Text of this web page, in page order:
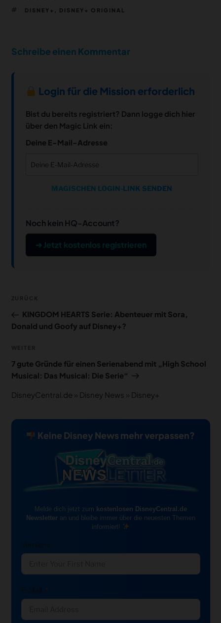
SCHLAGWÖRTER
DISNEY+ DISNEY+ ORIGINAL
Schreibe einen Kommentar
Login für die Mission erforderlich
Bist du bereits registriert? Dann logge dich hier
über den Magic Link ein:
Deine E-Mail-Adresse
MAGISCHEN LOGIN-LINK SENDEN
Noch kein HQ-Account?
➔ Jetzt kostenlos registrieren
Beitrag
KINGDOM HEARTS Serie: Abenteuer mit Sora,
Donald und Goofy auf Disney+?
Beitrag
7 gute Gründe für einen Serienabend mit „High School
Musical: Das Musical: Die Serie“
DisneyCentral.de » Disney News » Disney+
Keine Disney News mehr verpassen?
Melde dich jetzt zum kostenlosen DisneyCentral.de
Newsletteran und bleibe immer über die neuesten Themen
informiert!
Vorname
E-Mail